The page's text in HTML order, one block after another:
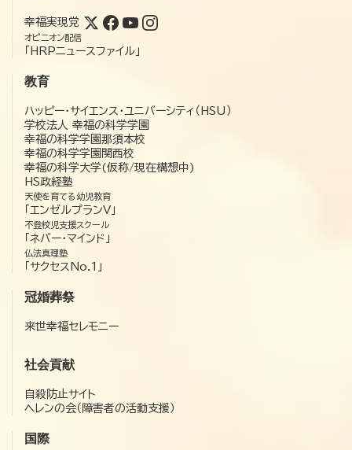
幸福実現党
オピニオン配信
「HRPニュースファイル」
教育
ハッピー・サイエンス・ユニバーシティ（HSU）
学校法人 幸福の科学学園
幸福の科学学園那須本校
幸福の科学学園関西校
幸福の科学大学(仮称/現在構想中)
HS政経塾
天使を育てる幼児教育
「エンゼルプランV」
不登校児支援スクール
「ネバー・マインド」
仏法真理塾
「サクセスNo.1」
冠婚葬祭
来世幸福セレモニー
社会貢献
自殺防止サイト
ヘレンの会（障害者の活動支援）
国際